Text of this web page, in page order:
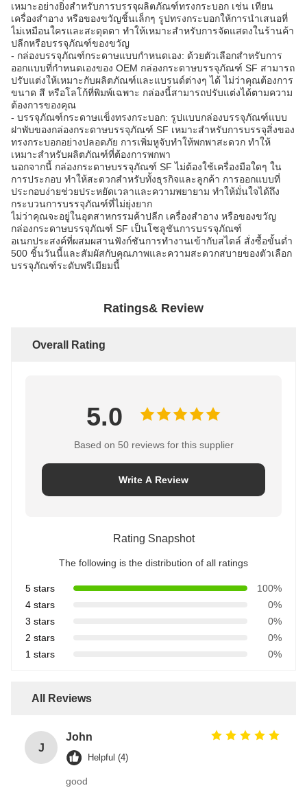
เหมาะอย่างยิ่งสำหรับการบรรจุผลิตภัณฑ์ทรงกระบอก เช่น เทียน
เครื่องสำอาง หรือของขวัญชิ้นเล็กๆ รูปทรงกระบอกให้การนำเสนอที่
ไม่เหมือนใครและสะดุดตา ทำให้เหมาะสำหรับการจัดแสดงในร้านค้า
ปลีกหรือบรรจุภัณฑ์ของขวัญ
- กล่องบรรจุภัณฑ์กระดาษแบบกำหนดเอง: ด้วยตัวเลือกสำหรับการ
ออกแบบที่กำหนดเองของ OEM กล่องกระดาษบรรจุภัณฑ์ SF สามารถ
ปรับแต่งให้เหมาะกับผลิตภัณฑ์และแบรนด์ต่างๆ ได้ ไม่ว่าคุณต้องการ
ขนาด สี หรือโลโก้ที่พิมพ์เฉพาะ กล่องนี้สามารถปรับแต่งได้ตามความ
ต้องการของคุณ
- บรรจุภัณฑ์กระดาษแข็งทรงกระบอก: รูปแบบกล่องบรรจุภัณฑ์แบบ
ฝาพับของกล่องกระดาษบรรจุภัณฑ์ SF เหมาะสำหรับการบรรจุสิ่งของ
ทรงกระบอกอย่างปลอดภัย การเพิ่มหูจับทำให้พกพาสะดวก ทำให้
เหมาะสำหรับผลิตภัณฑ์ที่ต้องการพกพา
นอกจากนี้ กล่องกระดาษบรรจุภัณฑ์ SF ไม่ต้องใช้เครื่องมือใดๆ ใน
การประกอบ ทำให้สะดวกสำหรับทั้งธุรกิจและลูกค้า การออกแบบที่
ประกอบง่ายช่วยประหยัดเวลาและความพยายาม ทำให้มั่นใจได้ถึง
กระบวนการบรรจุภัณฑ์ที่ไม่ยุ่งยาก
ไม่ว่าคุณจะอยู่ในอุตสาหกรรมค้าปลีก เครื่องสำอาง หรือของขวัญ
กล่องกระดาษบรรจุภัณฑ์ SF เป็นโซลูชันการบรรจุภัณฑ์
อเนกประสงค์ที่ผสมผสานฟังก์ชันการทำงานเข้ากับสไตล์ สั่งซื้อขั้นต่ำ
500 ชิ้นวันนี้และสัมผัสกับคุณภาพและความสะดวกสบายของตัวเลือก
บรรจุภัณฑ์ระดับพรีเมียมนี้
Ratings& Review
Overall Rating
5.0
Based on 50 reviews for this supplier
Write A Review
Rating Snapshot
The following is the distribution of all ratings
5 stars
100%
4 stars
0%
3 stars
0%
2 stars
0%
1 stars
0%
All Reviews
J
John
Helpful (4)
good